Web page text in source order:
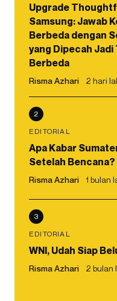
Upgrade
Samsung: Jawab
Berbeda dengan
yang Dipecah
Berbeda
Risma Azhari 2 hari
2
EDITORIAL
Apa Kabar
Setelah Bencana?
Risma Azhari 1 bulan
3
EDITORIAL
WNI, Udah Siap
Risma Azhari 2 bulan